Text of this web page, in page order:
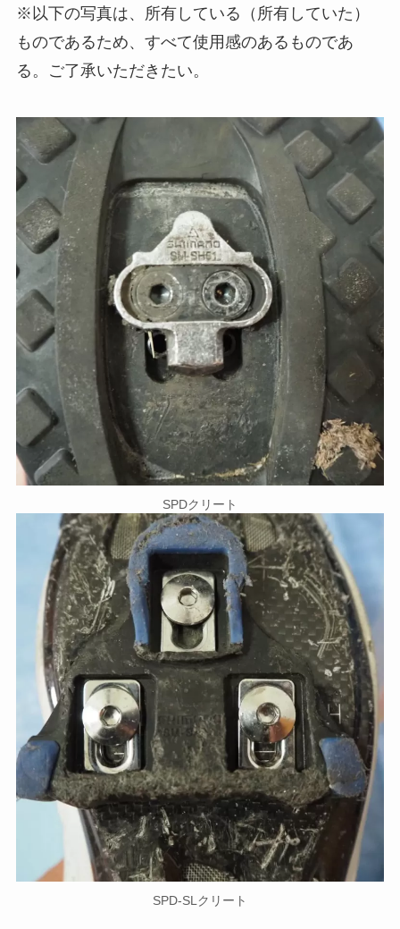
※以下の写真は、所有している（所有していた）
ものであるため、すべて使用感のあるものであ
る。ご了承いただきたい。
SPDクリート
SPD-SLクリート